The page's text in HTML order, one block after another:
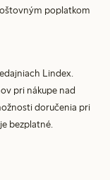
poplatkom
Lindex.
pri nákupe nad
doručenia pri
bezplatné.